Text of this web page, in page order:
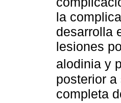
la
desarrolla
lesiones
alodinia y
posterior
completa